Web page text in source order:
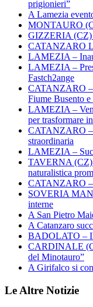
prigionieri”
A Lamezia
MONTAURO
GIZZERIA (CZ)
CATANZARO
LAMEZIA –
LAMEZIA –
Fastch2ange
CATANZARO –
Fiume Busento e
LAMEZIA –
per trasformare
CATANZARO –
straordinaria
LAMEZIA –
TAVERNA (CZ)
naturalistica
CATANZARO –
SOVERIA
interne
A San Pietro
A Catanzaro
BADOLATO – Il
CARDINALE
del Minotauro”
A Girifalco si
Le Altre Notizie